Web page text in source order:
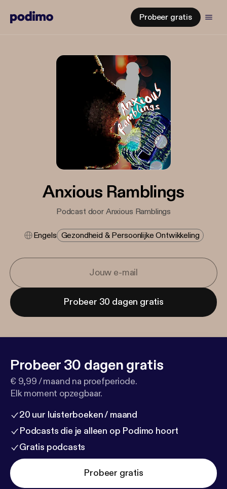
Probeer gratis
Anxious Ramblings
Podcast door Anxious Ramblings
Engels Gezondheid & Persoonlijke Ontwikkeling
Probeer 30 dagen gratis
Probeer 30 dagen gratis
€ 9,99 / maand na proefperiode.
Elk moment opzegbaar.
20 uur luisterboeken / maand
Podcasts die je alleen op Podimo hoort
Gratis podcasts
Probeer gratis